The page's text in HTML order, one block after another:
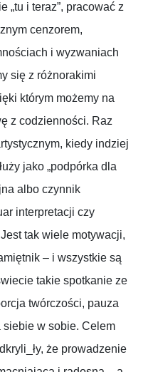
„tu i teraz”, pracować z
cenzorem,
i wyzwaniach
się z różnorakimi
którym możemy na
z codzienności. Raz
kiedy indziej
jako „podpórka dla
albo czynnik
interpretacji czy
tak wiele motywacji,
– i wszystkie są
takie spotkanie ze
twórczości, pauza
w sobie. Celem
że prowadzenie